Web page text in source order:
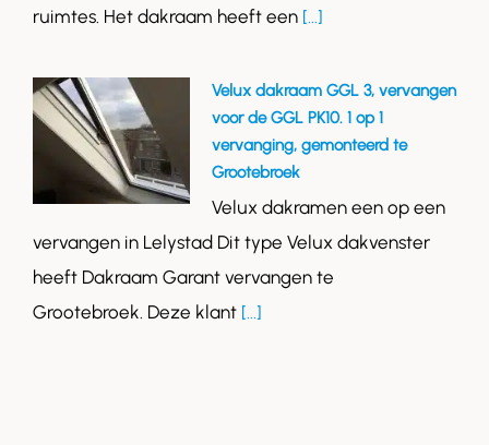
ruimtes. Het dakraam heeft een [...]
Velux dakraam GGL 3, vervangen
voor de GGL PK10. 1 op 1
vervanging, gemonteerd te
Grootebroek
Velux dakramen een op een
vervangen in Lelystad Dit type Velux dakvenster
heeft Dakraam Garant vervangen te
Grootebroek. Deze klant [...]